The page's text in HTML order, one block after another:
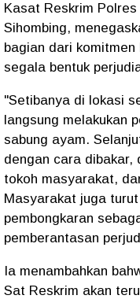
Kasat Reskrim
Sihombing,
bagian dari
segala bentuk
"Setibanya di lokasi
langsung melakukan
sabung ayam.
dengan cara dibakar,
tokoh masyarakat,
Masyarakat juga
pembongkaran
pemberantasan
Ia menambahkan
Sat Reskrim akan